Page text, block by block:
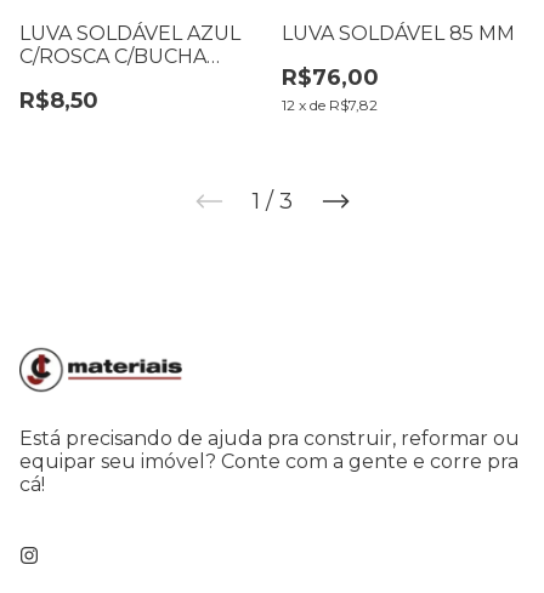
LUVA SOLDÁVEL AZUL
C/ROSCA C/BUCHA
R$8,50
LUVA SOLDÁVEL 85 MM
R$76,00
12 x de R$7,82
1 / 3
Está precisando de ajuda pra construir, reformar ou
equipar seu imóvel? Conte com a gente e corre pra
cá!